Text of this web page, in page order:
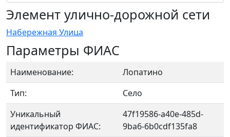
Элемент улично-дорожной сети
Набережная Улица
Параметры ФИАС
Наименование:
Лопатино
Тип:
Село
Уникальный
идентификатор ФИАС:
47f19586-a40e-485d-
9ba6-6b0cdf135fa8